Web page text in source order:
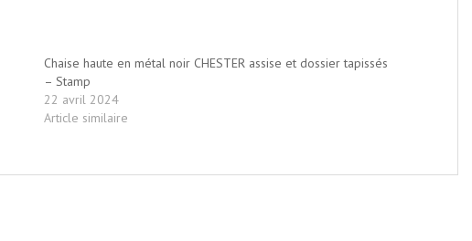
Chaise haute en métal noir CHESTER assise et dossier tapissés
– Stamp
22 avril 2024
Article similaire